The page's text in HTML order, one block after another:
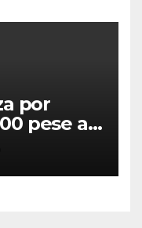
por
pese al